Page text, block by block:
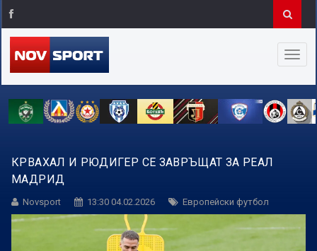
КРВАХАЛ И РЮДИГЕР СЕ ЗАВРЪЩАТ ЗА РЕАЛ
МАДРИД
Novsport 13:30 04.02.2026 Европейски футбол